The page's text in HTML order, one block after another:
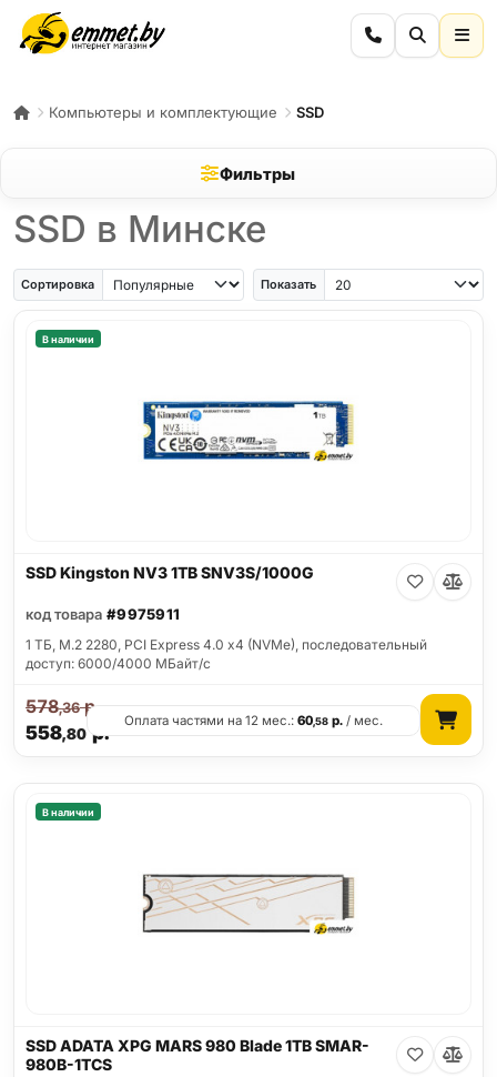
Компьютеры и комплектующие SSD
Фильтры
SSD в Минске
Сортировка Показать
В наличии
SSD Kingston NV3 1TB SNV3S/1000G
код товара #9975911
1 ТБ, M.2 2280, PCI Express 4.0 x4 (NVMe), последовательный
доступ: 6000/4000 МБайт/с
558,80р.
578,36р.
Оплата частями на 12 мес.:60,58 р. / мес.
В наличии
SSD ADATA XPG MARS 980 Blade 1TB SMAR-
980B-1TCS